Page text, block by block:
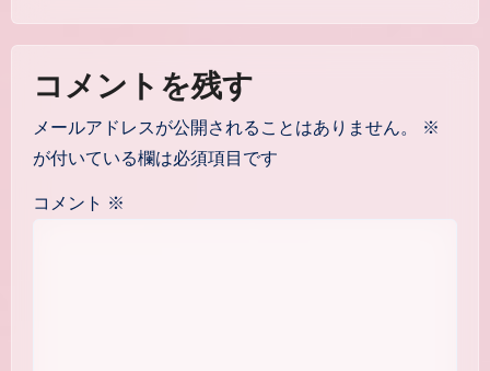
コメントを残す
メールアドレスが公開されることはありません。
※
が付いている欄は必須項目です
コメント ※